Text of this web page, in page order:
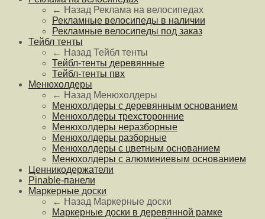
← Назад Реклама на велосипедах
Рекламные велосипеды в наличии
Рекламные велосипеды под заказ
Тейбл тенты
← Назад Тейбл тенты
Тейбл-тенты деревянные
Тейбл-тенты пвх
Менюхолдеры
← Назад Менюхолдеры
Менюхолдеры с деревянным основанием
Менюхолдеры трехсторонние
Менюхолдеры неразборные
Менюхолдеры разборные
Менюхолдеры с цветным основанием
Менюхолдеры с алюминиевым основанием
Ценникодержатели
Pinable-панели
Маркерные доски
← Назад Маркерные доски
Маркерные доски в деревянной рамке